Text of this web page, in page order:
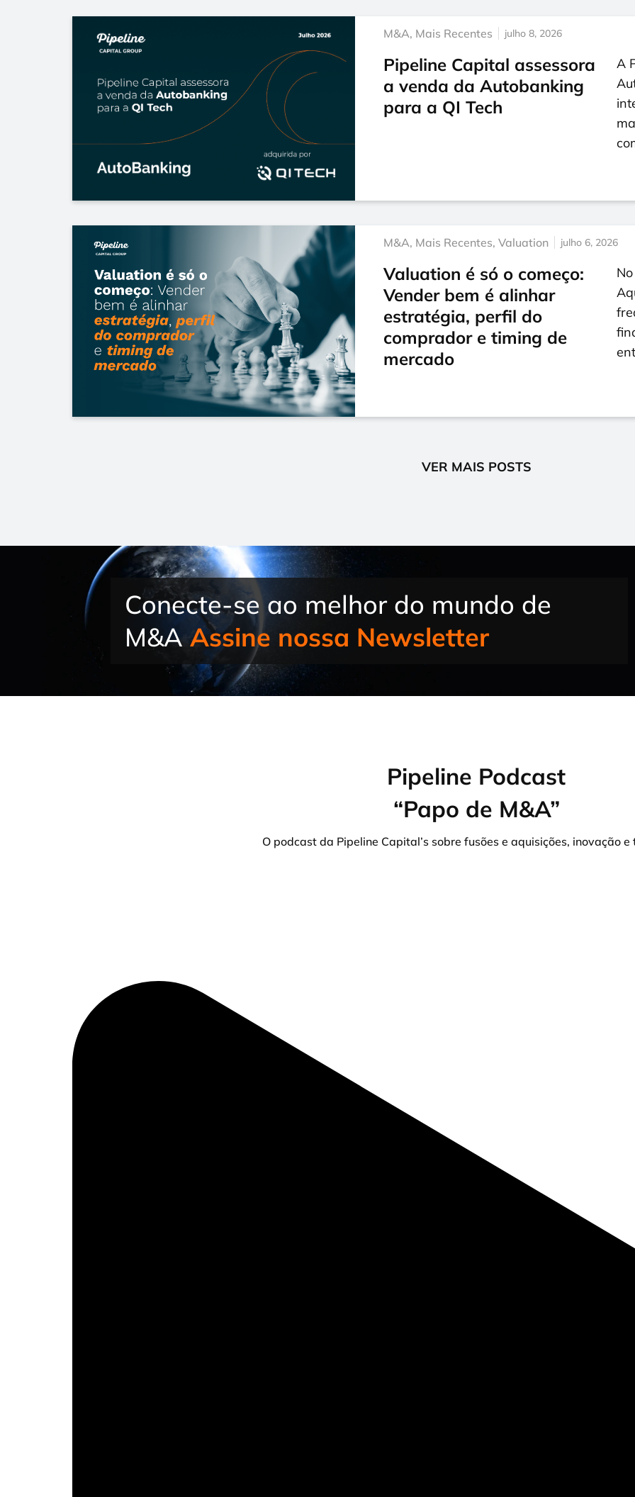
M&A, Mais Recentes julho 8, 2026
Pipeline Capital assessora
a venda da Autobanking
para a QI Tech
A
M&A, Mais Recentes, Valuation julho 6, 2026
Valuation é só o começo:
Vender bem é alinhar
estratégia, perfil do
comprador e timing de
mercado
VER MAIS POSTS
Conecte-se ao melhor do mundo de
M&AAssine nossa Newsletter
Pipeline Podcast
“Papo de M&A”
O podcast da Pipeline Capital’s sobre fusões e aquisições, inovação e